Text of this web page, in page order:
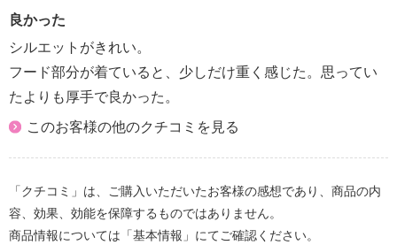
良かった
シルエットがきれい。
フード部分が着ていると、少しだけ重く感じた。思ってい
たよりも厚手で良かった。
このお客様の他のクチコミを見る
「クチコミ」は、ご購入いただいたお客様の感想であり、商品の内
容、効果、効能を保障するものではありません。
商品情報については「基本情報」にてご確認ください。